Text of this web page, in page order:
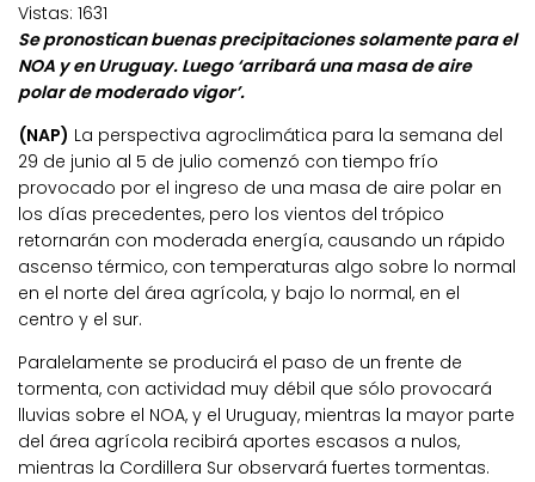
Vistas: 1631
Se pronostican buenas precipitaciones solamente para el
NOA y en Uruguay. Luego ‘arribará una masa de aire
polar de moderado vigor’.
(NAP) La perspectiva agroclimática para la semana del
29 de junio al 5 de julio comenzó con tiempo frío
provocado por el ingreso de una masa de aire polar en
los días precedentes, pero los vientos del trópico
retornarán con moderada energía, causando un rápido
ascenso térmico, con temperaturas algo sobre lo normal
en el norte del área agrícola, y bajo lo normal, en el
centro y el sur.
Paralelamente se producirá el paso de un frente de
tormenta, con actividad muy débil que sólo provocará
lluvias sobre el NOA, y el Uruguay, mientras la mayor parte
del área agrícola recibirá aportes escasos a nulos,
mientras la Cordillera Sur observará fuertes tormentas.